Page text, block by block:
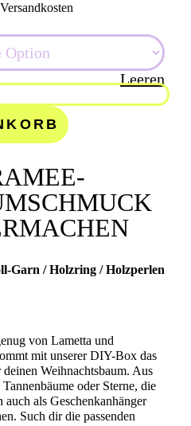
Leeren
Garn / Holzring / Holzperlen
von Lametta und
mit unserer DIY-Box das
Weihnachtsbaum. Aus
oder Sterne, die
als Geschenkanhänger
Such dir die passenden